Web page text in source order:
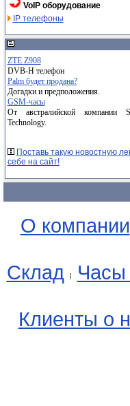
VoIP оборудование
IP телефоны
ZTE Z908
DVB-H телефон
Palm будет продана?
Догадки и предположения.
GSM-часы
От австралийской компании
Technology.
Поставь такую новостную
себе на сайт!
О компании
Склад
Часы
Клиенты о